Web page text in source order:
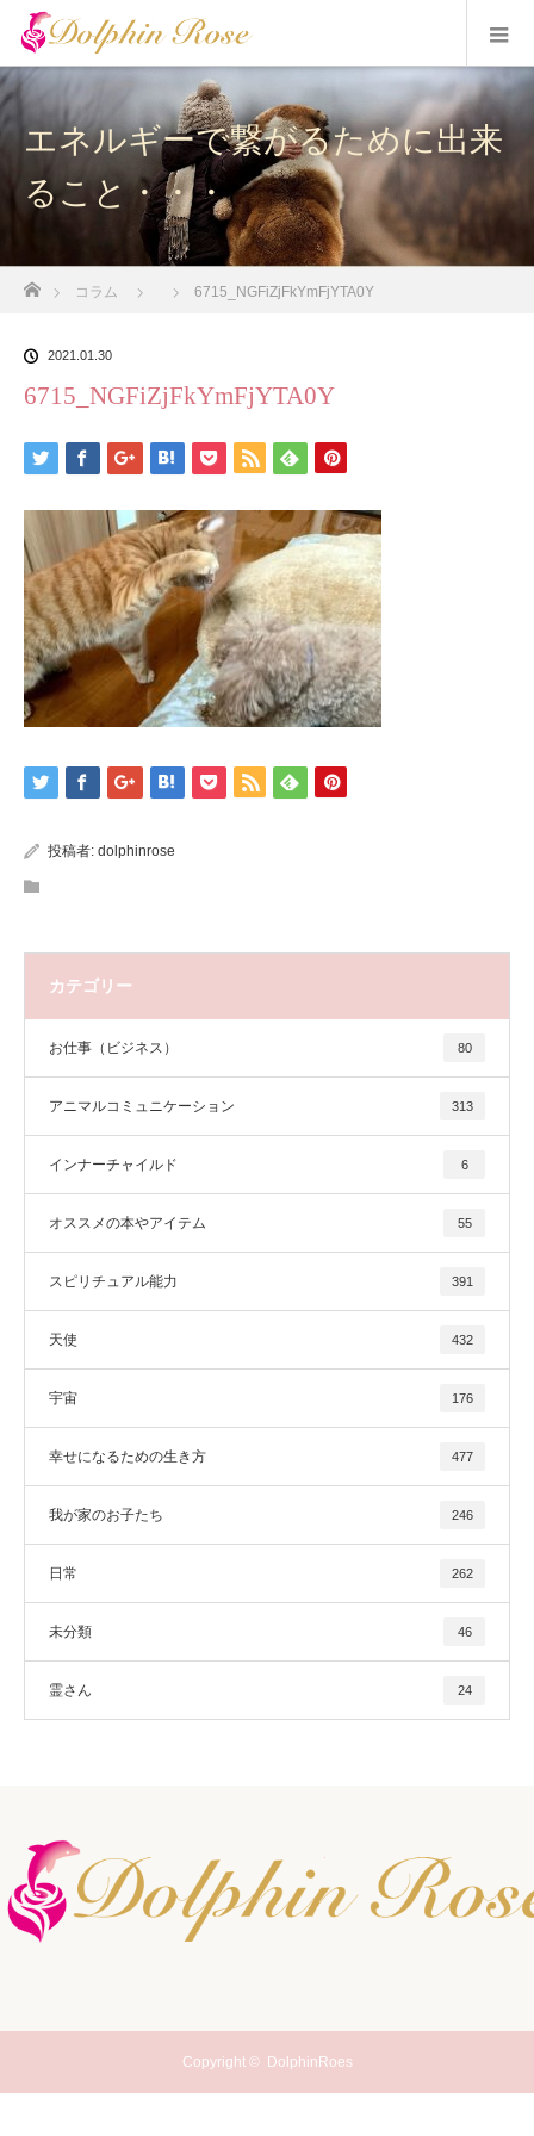
エネルギーで繋がるために出来
ること・・・
コラム 6715_NGFiZjFkYmFjYTA0Y
2021.01.30
6715_NGFiZjFkYmFjYTA0Y
投稿者: dolphinrose
カテゴリー
お仕事（ビジネス） 80
アニマルコミュニケーション 313
インナーチャイルド 6
オススメの本やアイテム 55
スピリチュアル能力 391
天使 432
宇宙 176
幸せになるための生き方 477
我が家のお子たち 246
日常 262
未分類 46
霊さん 24
Copyright © DolphinRoes